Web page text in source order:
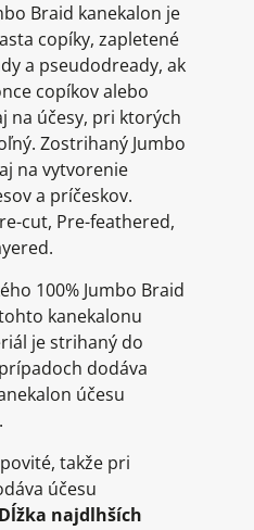
Braid kanekalon je
copíky, zapletené
a pseudodready, ak
copíkov alebo
na účesy, pri ktorých
Zostrihaný Jumbo
na vytvorenie
a príčeskov.
cut, Pre-feathered,
100% Jumbo Braid
kanekalonu
je strihaný do
dodáva
účesu
takže pri
účesu
Dĺžka najdlhších